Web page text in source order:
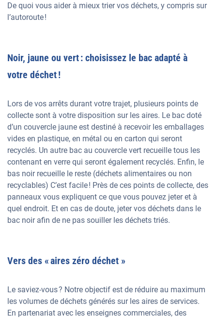
De quoi vous aider à mieux trier vos déchets, y compris sur
l’autoroute !
Noir, jaune ou vert : choisissez le bac adapté à
votre déchet !
Lors de vos arrêts durant votre trajet, plusieurs points de
collecte sont à votre disposition sur les aires. Le bac doté
d’un couvercle jaune est destiné à recevoir les emballages
vides en plastique, en métal ou en carton qui seront
recyclés. Un autre bac au couvercle vert recueille tous les
contenant en verre qui seront également recyclés. Enfin, le
bas noir recueille le reste (déchets alimentaires ou non
recyclables) C’est facile ! Près de ces points de collecte, des
panneaux vous expliquent ce que vous pouvez jeter et à
quel endroit. Et en cas de doute, jeter vos déchets dans le
bac noir afin de ne pas souiller les déchets triés.
Vers des « aires zéro déchet »
Le saviez-vous ? Notre objectif est de réduire au maximum
les volumes de déchets générés sur les aires de services.
En partenariat avec les enseignes commerciales, des